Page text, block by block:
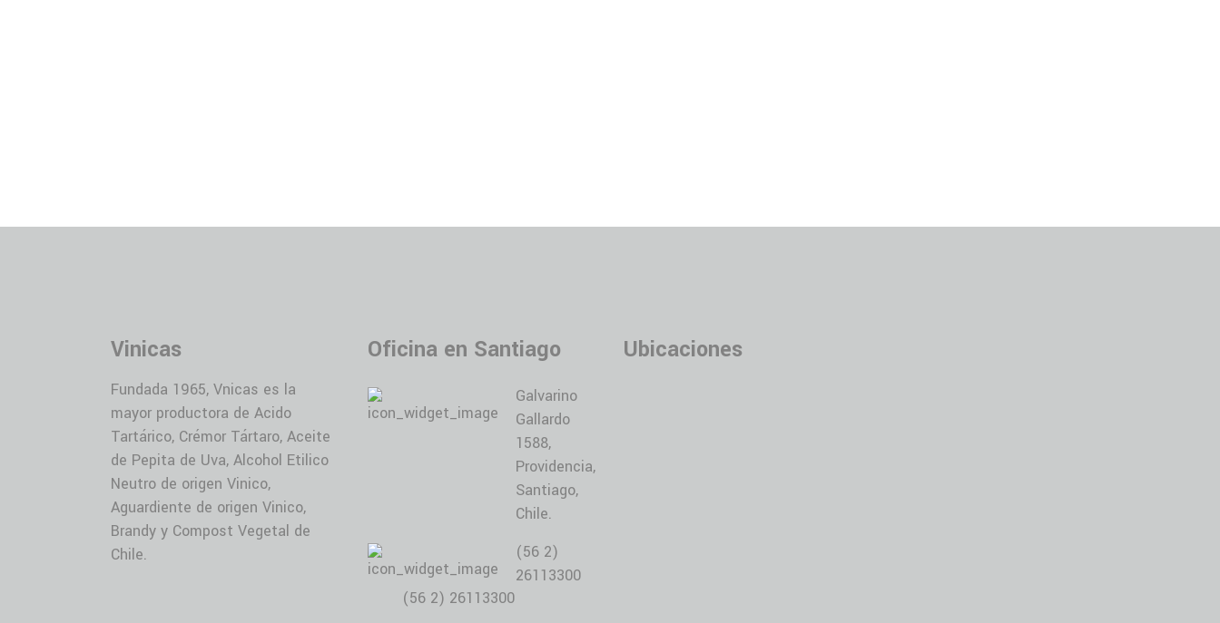
Vinicas
Fundada 1965, Vnicas es la
mayor productora de Acido
Tartárico, Crémor Tártaro, Aceite
de Pepita de Uva, Alcohol Etilico
Neutro de origen Vinico,
Aguardiente de origen Vinico,
Brandy y Compost Vegetal de
Chile.
Oficina en Santiago
Galvarino
Gallardo
1588,
Providencia,
Santiago,
Chile.
(56 2)
26113300
(56 2) 26113300
Ubicaciones